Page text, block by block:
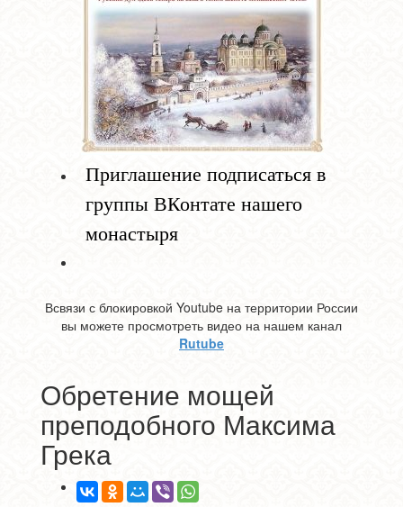
Приглашение подписаться в
группы ВКонтате нашего
монастыря
Всвязи с блокировкой Youtube на территории России
вы можете просмотреть видео на нашем канал
Rutube
Обретение мощей
преподобного Максима
Грека